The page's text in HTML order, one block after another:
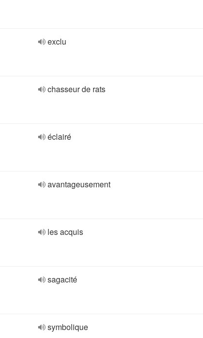
exclu
chasseur de rats
éclairé
avantageusement
les acquis
sagacité
symbolique